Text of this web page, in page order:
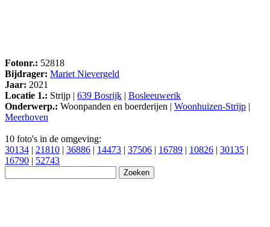
Fotonr.: 52818
Bijdrager: Mariet Nievergeld
Jaar: 2021
Locatie 1.: Strijp | 639 Bosrijk | Bosleeuwerik
Onderwerp.: Woonpanden en boerderijen | Woonhuizen-Strijp |
Meerhoven
10 foto's in de omgeving:
30134 | 21810 | 36886 | 14473 | 37506 | 16789 | 10826 | 30135 |
16790 | 52743